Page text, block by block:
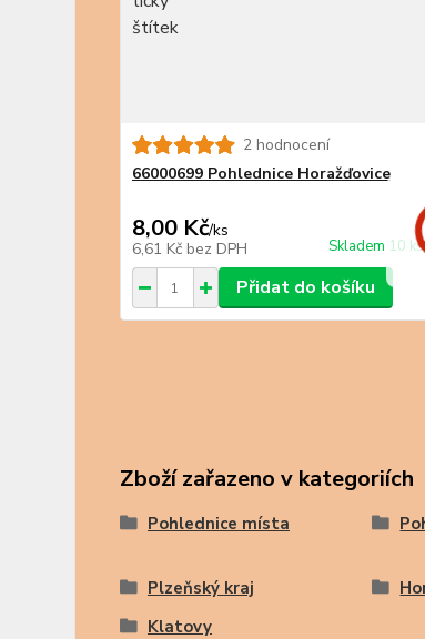
2 hodnocení
66000699 Pohlednice Horažďovice
8,00 Kč/ks
6,61 Kč bez DPH Skladem 10 ks
Přidat do košíku
Zboží zařazeno v kategoriích
Pohlednice místa
Plzeňský kraj
Klatovy